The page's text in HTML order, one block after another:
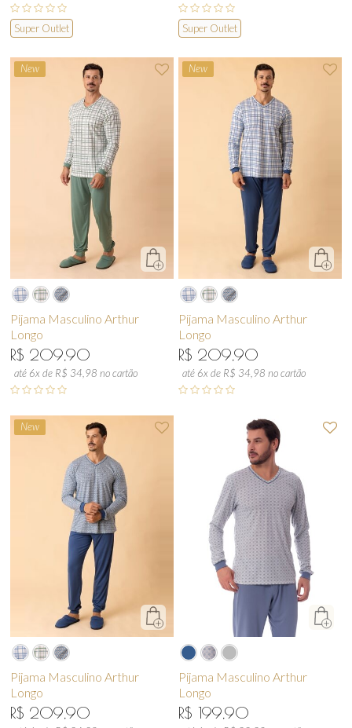
Super Outlet Super Outlet
New
Pijama Masculino Arthur
Longo
R$ 209,90
até 6x de R$ 34,98 no cartão
New
Pijama Masculino Arthur
Longo
R$ 209,90
até 6x de R$ 34,98 no cartão
New
Pijama Masculino Arthur
Longo
R$ 209,90
Pijama Masculino Arthur
Longo
R$ 199,90